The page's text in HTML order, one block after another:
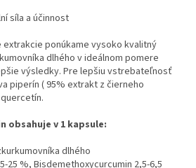
síla a účinnost
ponúkame vysoko kvalitný
dlhého v ideálnom pomere
výsledky. Pre lepšiu vstrebateľnosť
piperín ( 95% extrakt z čierneho
obsahuje v 1 kapsule:
dlhého
25 %, Bisdemethoxycurcumin 2,5-6,5